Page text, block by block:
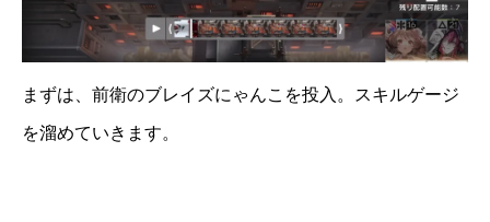
まずは、前衛のブレイズにゃんこを投入。スキルゲージ
を溜めていきます。